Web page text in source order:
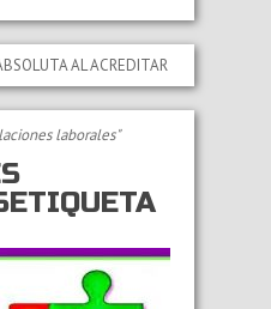
AL ACREDITAR QUE LAS
laborales"